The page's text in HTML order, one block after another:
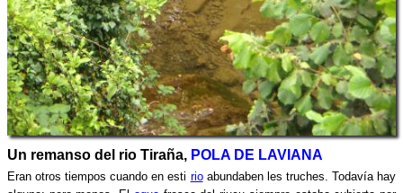
Un remanso del rio Tiraña, POLA DE LAVIANA
Eran otros tiempos cuando en esti rioabundaben les truches. Todavía hay